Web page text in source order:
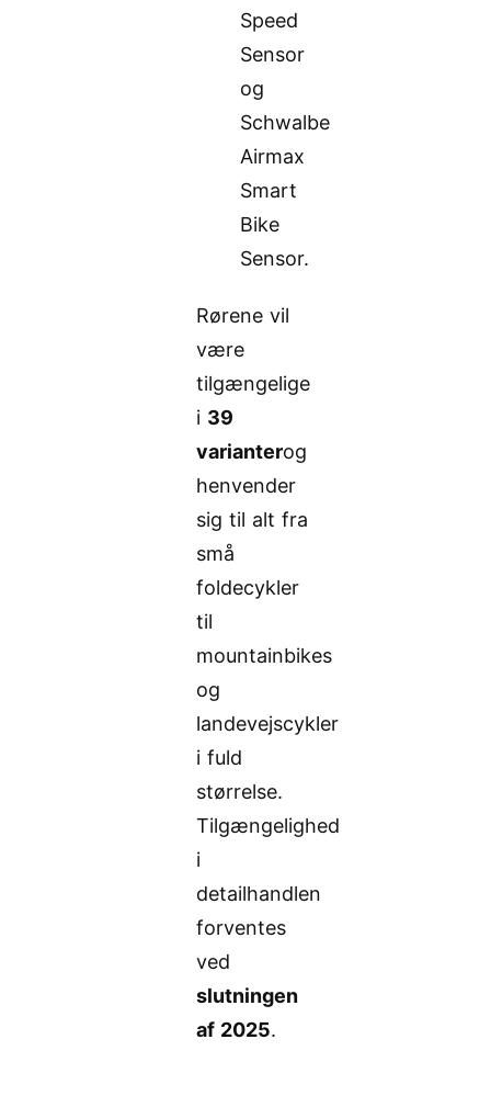
Speed
Sensor
og
Schwalbe
Airmax
Smart
Bike
Sensor.
Rørene vil
være
tilgængelige
i 39
varianterog
henvender
sig til alt fra
små
foldecykler
til
mountainbikes
og
landevejscykler
i fuld
størrelse.
Tilgængelighed
i
detailhandlen
forventes
ved
slutningen
af 2025.